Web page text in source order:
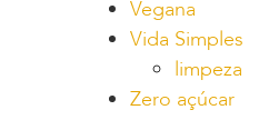
Vegana
Vida Simples
limpeza
Zero açúcar